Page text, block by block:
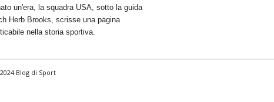
un'era, la squadra USA, sotto la guida
Herb Brooks, scrisse una pagina
nella storia sportiva.
Blog di Sport